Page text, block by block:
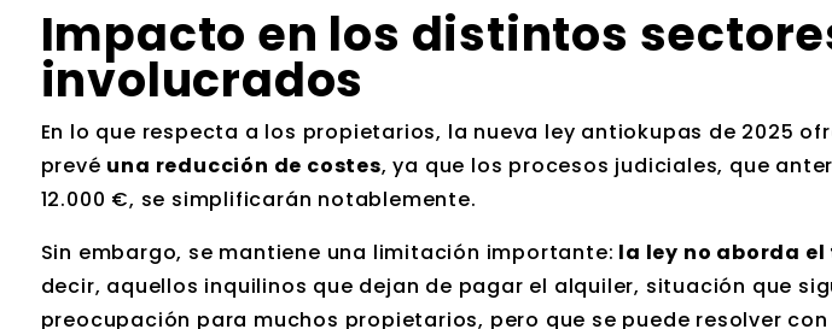
Impacto en los distintos
involucrados
En lo que respecta a los propietarios, la nueva ley antiokupas de 2025
prevé una reducción de costes, ya que los procesos judiciales, que
12.000 €, se simplificarán notablemente.
Sin embargo, se mantiene una limitación importante: la ley no aborda el
decir, aquellos inquilinos que dejan de pagar el alquiler, situación que
preocupación para muchos propietarios, pero que se puede resolver